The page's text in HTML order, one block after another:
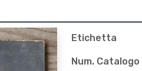
Etichetta
Num. Catalogo